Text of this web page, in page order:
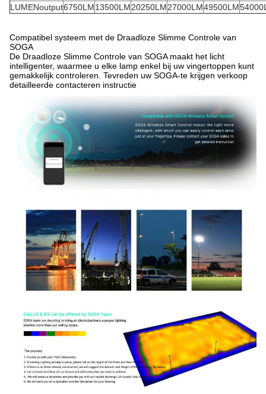
LUMENoutput6750LM13500LM20250LM27000LM49500LM
Compatibel systeem met de Draadloze Slimme Controle van
SOGA
De Draadloze Slimme Controle van SOGA maakt het licht
intelligenter, waarmee u elke lamp enkel bij uw vingertoppen kunt
gemakkelijk controleren. Tevreden uw SOGA-te krijgen verkoop
detailleerde contacteren instructie